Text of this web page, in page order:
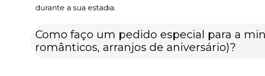
durante a sua estadia.
Como faço um pedido especial para a
românticos, arranjos de aniversário)?